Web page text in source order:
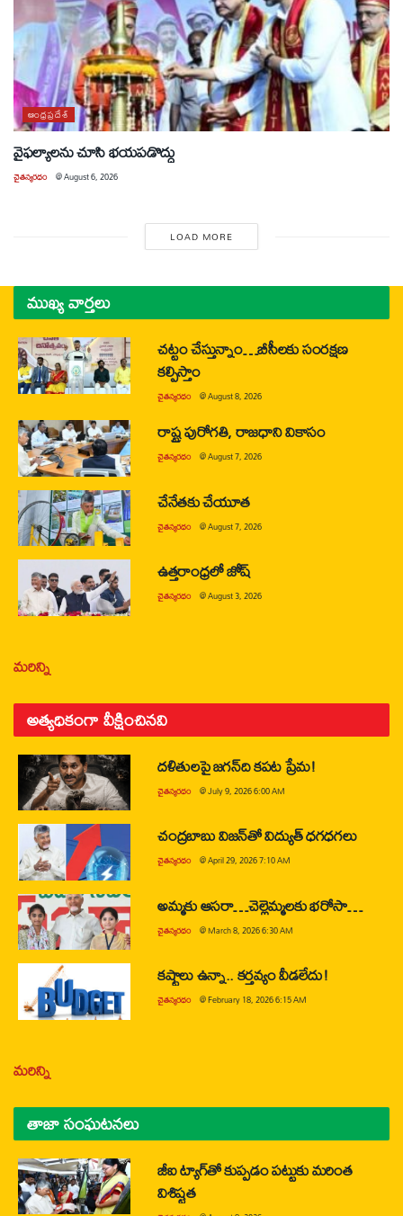
ఆంధ్రప్రదేశ్
వైఫల్యాలను చూసి భయపడొద్దు
చైతన్యరధం @August 6, 2026
LOAD MORE
ముఖ్య వార్తలు
చట్టం చేస్తున్నాం…బీసీలకు సంరక్షణ
కల్పిస్తాం
చైతన్యరధం @August 8, 2026
రాష్ట్ర పురోగతి, రాజధాని వికాసం
చైతన్యరధం @August 7, 2026
చేనేతకు చేయూత
చైతన్యరధం @August 7, 2026
ఉత్తరాంధ్రలో జోష్
చైతన్యరధం @August 3, 2026
మరిన్ని
అత్యధికంగా వీక్షించినవి
దళితులపై జగన్‌ది కపట ప్రేమ!
చైతన్యరధం @July 9, 2026 6:00 AM
చంద్రబాబు విజన్‌తో విద్యుత్ ధగధగలు
చైతన్యరధం @April 29, 2026 7:10 AM
అమ్మకు ఆసరా…చెల్లెమ్మలకు భరోసా…
చైతన్యరధం @March 8, 2026 6:30 AM
కష్టాలు ఉన్నా.. కర్తవ్యం వీడలేదు!
చైతన్యరధం @February 18, 2026 6:15 AM
మరిన్ని
తాజా సంఘటనలు
జీఐ ట్యాగ్‌తో కుప్పడం పట్టుకు మరింత
విశిష్టత